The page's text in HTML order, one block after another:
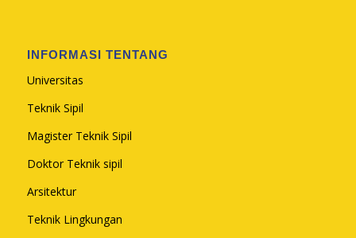
INFORMASI TENTANG
Universitas
Teknik Sipil
Magister Teknik Sipil
Doktor Teknik sipil
Arsitektur
Teknik Lingkungan